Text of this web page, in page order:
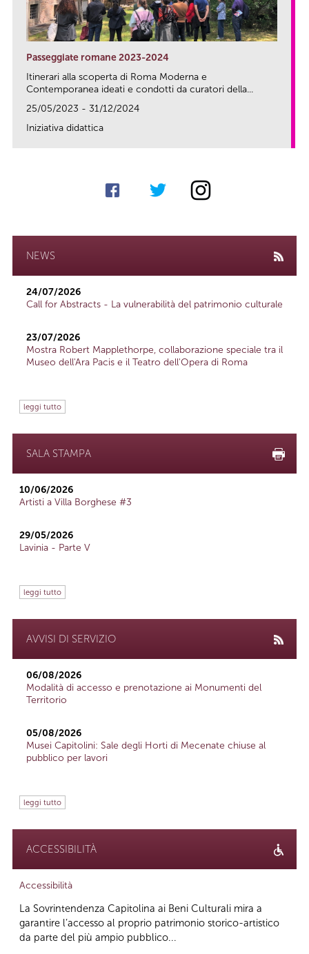
Passeggiate romane 2023-2024
Itinerari alla scoperta di Roma Moderna e
Contemporanea ideati e condotti da curatori della...
25/05/2023 - 31/12/2024
Iniziativa didattica
NEWS
24/07/2026
Call for Abstracts - La vulnerabilità del patrimonio culturale
23/07/2026
Mostra Robert Mapplethorpe, collaborazione speciale tra il
Museo dell'Ara Pacis e il Teatro dell'Opera di Roma
leggi tutto
SALA STAMPA
10/06/2026
Artisti a Villa Borghese #3
29/05/2026
Lavinia - Parte V
leggi tutto
AVVISI DI SERVIZIO
06/08/2026
Modalità di accesso e prenotazione ai Monumenti del
Territorio
05/08/2026
Musei Capitolini: Sale degli Horti di Mecenate chiuse al
pubblico per lavori
leggi tutto
ACCESSIBILITÀ
Accessibilità
La Sovrintendenza Capitolina ai Beni Culturali mira a
garantire l’accesso al proprio patrimonio storico-artistico
da parte del più ampio pubblico...